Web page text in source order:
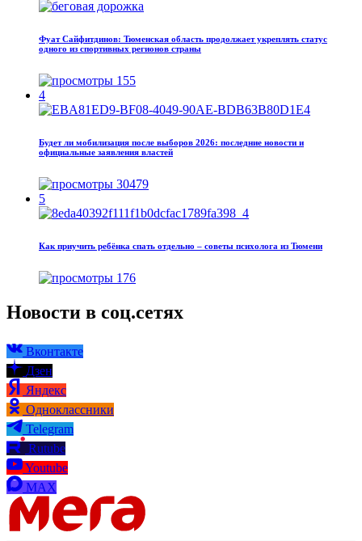
Фуат Сайфитдинов: Тюменская область продолжает укреплять статус
одного из спортивных регионов страны
155
4
Будет ли мобилизация после выборов 2026: последние новости и
официальные заявления властей
30479
5
Как приучить ребёнка спать отдельно – советы психолога из Тюмени
176
Новости в соц.сетях
Вконтакте
Дзен
Яндекс
Одноклассники
Telegram
Rutube
Youtube
MAX